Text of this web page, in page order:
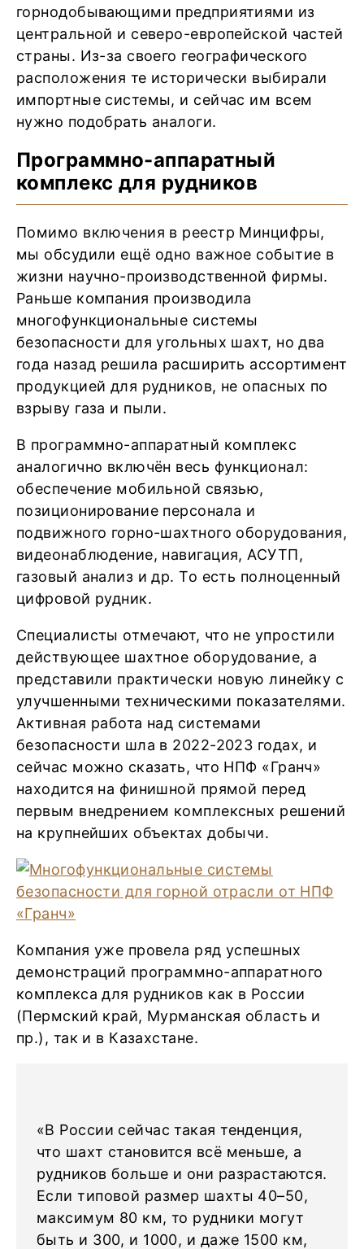
горнодобывающими предприятиями из
центральной и северо-европейской частей
страны. Из-за своего географического
расположения те исторически выбирали
импортные системы, и сейчас им всем
нужно подобрать аналоги.
Программно-аппаратный
комплекс для рудников
Помимо включения в реестр Минцифры,
мы обсудили ещё одно важное событие в
жизни научно-производственной фирмы.
Раньше компания производила
многофункциональные системы
безопасности для угольных шахт, но два
года назад решила расширить ассортимент
продукцией для рудников, не опасных по
взрыву газа и пыли.
В программно-аппаратный комплекс
аналогично включён весь функционал:
обеспечение мобильной связью,
позиционирование персонала и
подвижного горно-шахтного оборудования,
видеонаблюдение, навигация, АСУТП,
газовый анализ и др. То есть полноценный
цифровой рудник.
Специалисты отмечают, что не упростили
действующее шахтное оборудование, а
представили практически новую линейку с
улучшенными техническими показателями.
Активная работа над системами
безопасности шла в 2022-2023 годах, и
сейчас можно сказать, что НПФ «Гранч»
находится на финишной прямой перед
первым внедрением комплексных решений
на крупнейших объектах добычи.
Компания уже провела ряд успешных
демонстраций программно-аппаратного
комплекса для рудников как в России
(Пермский край, Мурманская область и
пр.), так и в Казахстане.
«В России сейчас такая тенденция,
что шахт становится всё меньше, а
рудников больше и они разрастаются.
Если типовой размер шахты 40–50,
максимум 80 км, то рудники могут
быть и 300, и 1000, и даже 1500 км,